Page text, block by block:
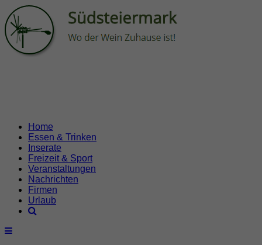
Home
Essen & Trinken
Inserate
Freizeit & Sport
Veranstaltungen
Nachrichten
Firmen
Urlaub